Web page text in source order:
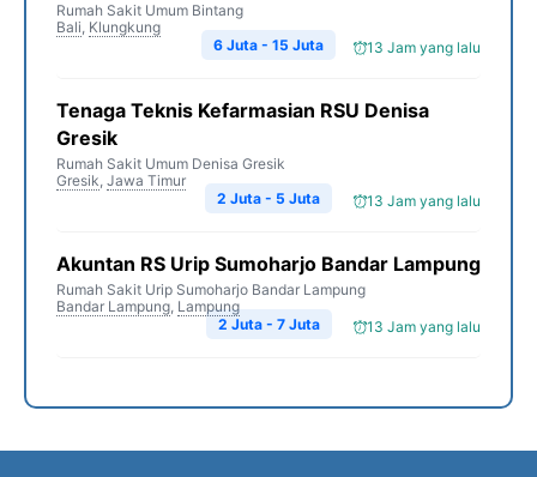
Rumah Sakit Umum Bintang
Bali, Klungkung
13 Jam yang lalu
6 Juta - 15 Juta
Tenaga Teknis Kefarmasian RSU Denisa
Gresik
Rumah Sakit Umum Denisa Gresik
Gresik, Jawa Timur
13 Jam yang lalu
2 Juta - 5 Juta
Akuntan RS Urip Sumoharjo Bandar Lampung
Rumah Sakit Urip Sumoharjo Bandar Lampung
Bandar Lampung, Lampung
13 Jam yang lalu
2 Juta - 7 Juta